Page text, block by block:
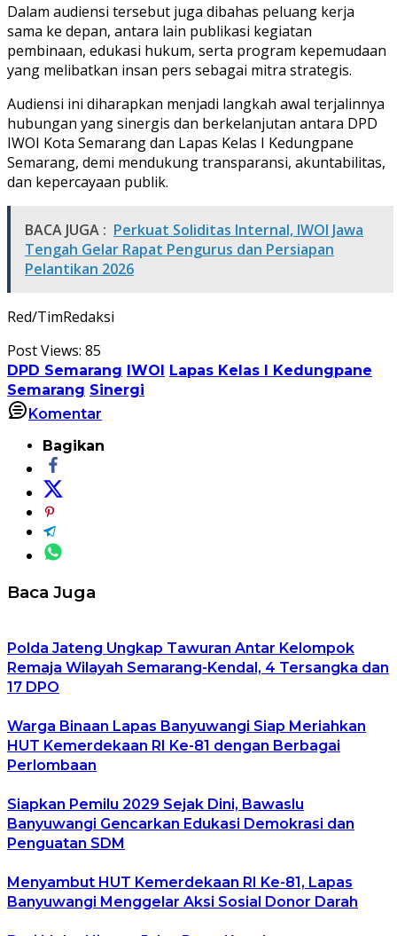
Dalam audiensi tersebut juga dibahas peluang kerja
sama ke depan, antara lain publikasi kegiatan
pembinaan, edukasi hukum, serta program kepemudaan
yang melibatkan insan pers sebagai mitra strategis.
Audiensi ini diharapkan menjadi langkah awal terjalinnya
hubungan yang sinergis dan berkelanjutan antara DPD
IWOI Kota Semarang dan Lapas Kelas I Kedungpane
Semarang, demi mendukung transparansi, akuntabilitas,
dan kepercayaan publik.
BACA JUGA : Perkuat Soliditas Internal, IWOI Jawa
Tengah Gelar Rapat Pengurus dan Persiapan
Pelantikan 2026
Red/TimRedaksi
Post Views: 85
DPD Semarang IWOI Lapas Kelas I Kedungpane
Semarang Sinergi
Komentar
Bagikan
Baca Juga
Polda Jateng Ungkap Tawuran Antar Kelompok
Remaja Wilayah Semarang-Kendal, 4 Tersangka dan
17 DPO
Warga Binaan Lapas Banyuwangi Siap Meriahkan
HUT Kemerdekaan RI Ke-81 dengan Berbagai
Perlombaan
Siapkan Pemilu 2029 Sejak Dini, Bawaslu
Banyuwangi Gencarkan Edukasi Demokrasi dan
Penguatan SDM
Menyambut HUT Kemerdekaan RI Ke-81, Lapas
Banyuwangi Menggelar Aksi Sosial Donor Darah